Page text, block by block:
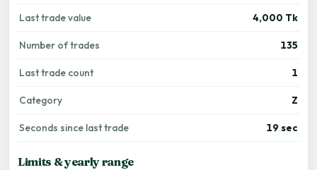
Last trade value 4,000 Tk
Number of trades 135
Last trade count 1
Category Z
Seconds since last trade 19 sec
Limits & yearly range